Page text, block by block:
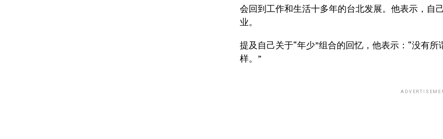
会回到工作和生活十多年的台北发展。他表示，自
业。
提及自己关于“年少”组合的回忆，他表示：“没有
样。”